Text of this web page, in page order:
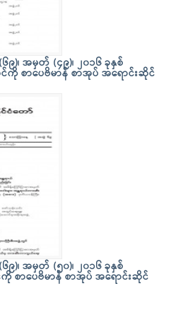
)၊ အမှတ် (၄၉)၊ ၂၀၁၆ ခုနှစ်
စာပေဗိမာန် စာအုပ် အရောင်းဆိုင်
)၊ အမှတ် (၅၀)၊ ၂၀၁၆ ခုနှစ်
ာပေဗိမာန် စာအုပ် အရောင်းဆိုင်